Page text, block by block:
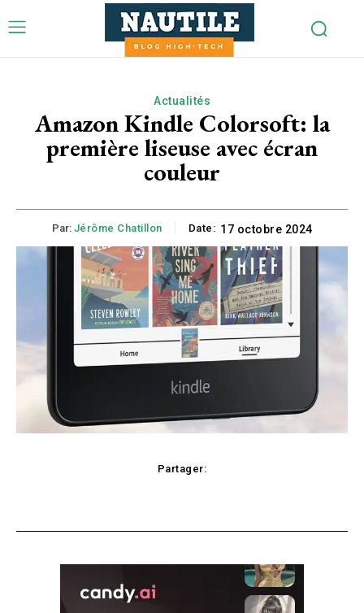
Actualités
Amazon Kindle Colorsoft: la
première liseuse avec écran
couleur
Par: Jérôme Chatillon Date: 17 octobre 2024
Partager: